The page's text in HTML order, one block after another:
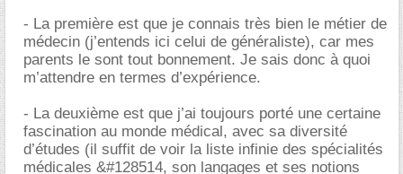
- La première est que je connais très bien le métier de
médecin (j’entends ici celui de généraliste), car mes
parents le sont tout bonnement. Je sais donc à quoi
m’attendre en termes d’expérience.
- La deuxième est que j’ai toujours porté une certaine
fascination au monde médical, avec sa diversité
d’études (il suffit de voir la liste infinie des spécialités
médicales &#128514, son langages et ses notions